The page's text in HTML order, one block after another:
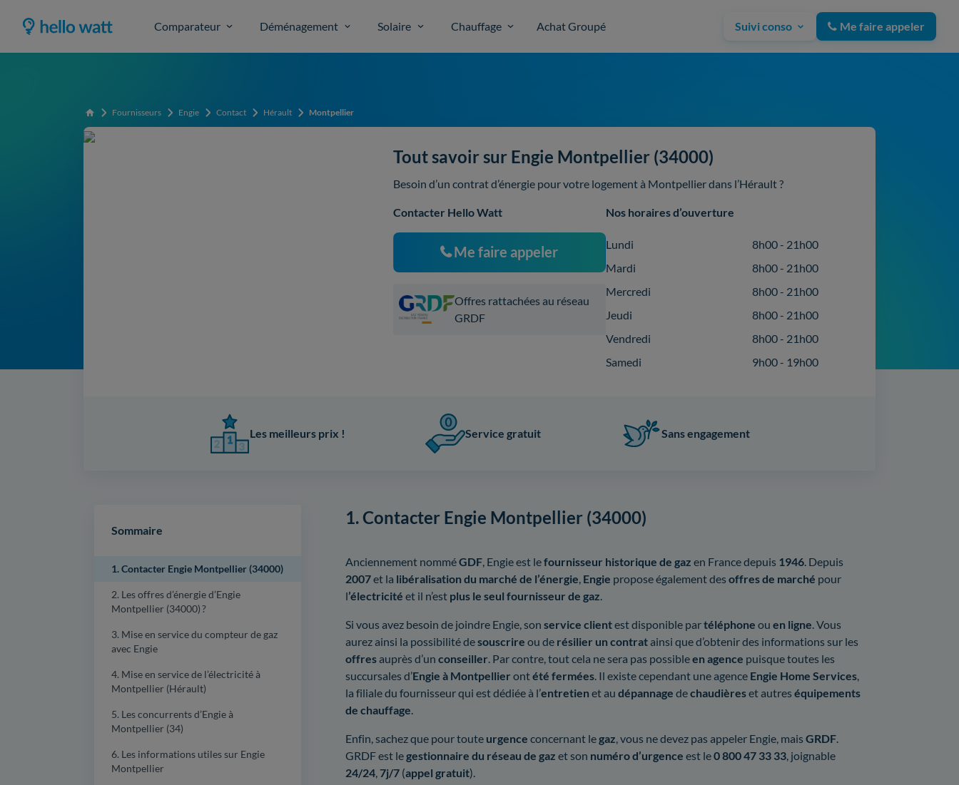
Comparateur Déménagement Solaire Chauffage Achat Groupé Suivi conso Me faire appeler
Accueil Fournisseurs Engie Contact Hérault Montpellier
Tout savoir sur Engie Montpellier (34000)
Besoin d’un contrat d’énergie pour votre logement à Montpellier dans l’Hérault ?
Contacter Hello Watt
Me faire appeler
Offres rattachées au réseau
GRDF
Nos horaires d’ouverture
Lundi
8h00 - 21h00
Mardi
8h00 - 21h00
Mercredi
8h00 - 21h00
Jeudi
8h00 - 21h00
Vendredi
8h00 - 21h00
Samedi
9h00 - 19h00
Les meilleurs prix ! Service gratuit Sans engagement
Sommaire
1. Contacter Engie Montpellier (34000)
2. Les offres d’énergie d’Engie
Montpellier (34000) ?
3. Mise en service du compteur de gaz
avec Engie
4. Mise en service de l’électricité à
Montpellier (Hérault)
5. Les concurrents d’Engie à
Montpellier (34)
6. Les informations utiles sur Engie
Montpellier
1. Contacter Engie Montpellier (34000)
Anciennement nomméGDF, Engie est lefournisseur historique de gaz en France depuis 1946. Depuis
2007et la libéralisation du marché de l’énergie, Engie propose également des offres de marché pour
l’électricité et il n’est plus le seul fournisseur de gaz.
Si vous avez besoin de joindre Engie, sonservice clientest disponible partéléphone ouen ligne. Vous
aurez ainsi la possibilité desouscrire ou de résilier un contratainsi que d’obtenir des informations sur les
offresauprès d’unconseiller. Par contre, tout cela ne sera pas possibleen agence puisque toutes les
succursales d’Engie à Montpellier ontété fermées. Il existe cependant une agence Engie Home Services,
la filiale du fournisseur qui est dédiée à l’entretien et audépannage dechaudièreset autreséquipements
de chauffage.
Enfin, sachez que pour toute urgence concernant legaz, vous ne devez pas appeler Engie, maisGRDF.
GRDF est legestionnaire du réseau de gaz et son numéro d’urgence est le0 800 47 33 33, joignable
24/24,7j/7 (appel gratuit).